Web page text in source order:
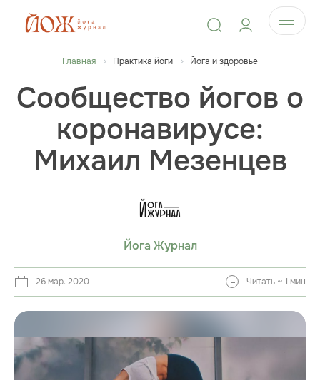
Главная Практика йоги Йога и здоровье
Сообщество йогов о
коронавирусе:
Михаил Мезенцев
Йога Журнал
26 мар. 2020 Читать ~ 1 мин